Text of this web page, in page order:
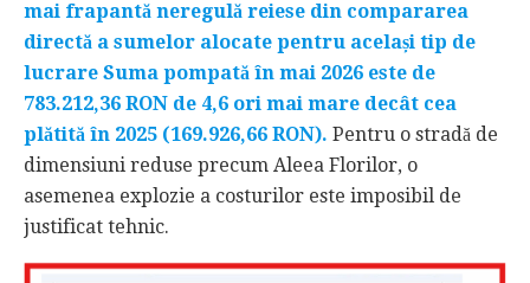
mai frapantă neregulă reiese din compararea
directă a sumelor alocate pentru același tip de
lucrare Suma pompată în mai 2026 este de
783.212,36 RON de 4,6 ori mai mare decât cea
plătită în 2025 (169.926,66 RON). Pentru o stradă de
dimensiuni reduse precum Aleea Florilor, o
asemenea explozie a costurilor este imposibil de
justificat tehnic.